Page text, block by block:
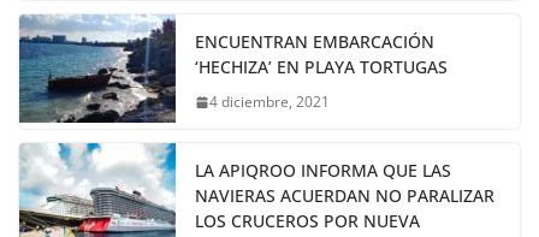
ENCUENTRAN EMBARCACIÓN
‘HECHIZA’ EN PLAYA TORTUGAS
4 diciembre, 2021
LA APIQROO INFORMA QUE LAS
NAVIERAS ACUERDAN NO PARALIZAR
LOS CRUCEROS POR NUEVA